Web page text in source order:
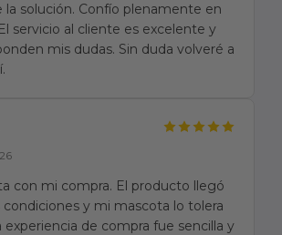
solución. Confío plenamente en
servicio al cliente es excelente y
mis dudas. Sin duda volveré a
con mi compra. El producto llegó
y mi mascota lo tolera
experiencia de compra fue sencilla y